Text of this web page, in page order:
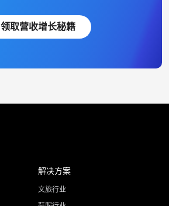
领取营收增长秘籍
解决方案
文旅行业